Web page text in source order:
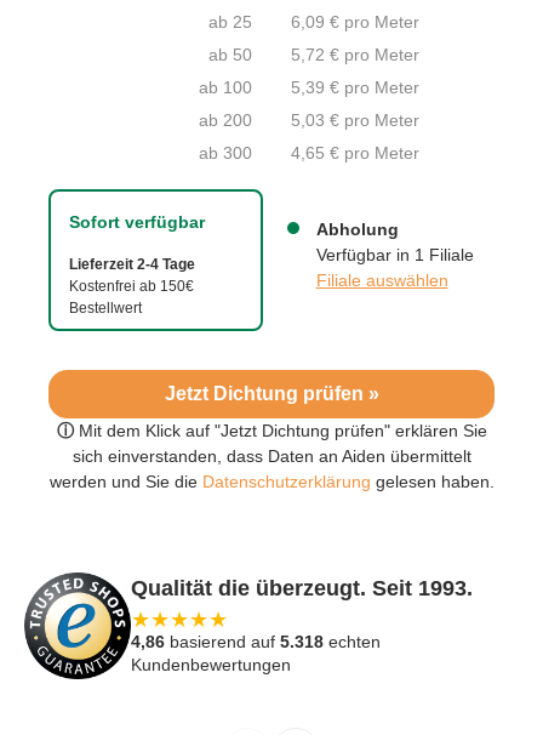
Jetzt Dichtung prüfen »
ⓘ Mit dem Klick auf "Jetzt Dichtung prüfen" erklären Sie
sich einverstanden, dass Daten an Aiden übermittelt
werden und Sie dieDatenschutzerklärung gelesen haben.
Sofort verfügbar
Lieferzeit 2-4 Tage
Kostenfrei ab 150€
Bestellwert
Abholung
Verfügbar in 1 Filiale
Filiale auswählen
ab 25
6,09 € pro Meter
ab 50
5,72 € pro Meter
ab 100
5,39 € pro Meter
ab 200
5,03 € pro Meter
ab 300
4,65 € pro Meter
Qualität die überzeugt. Seit 1993.
★★★★★
4,86 basierend auf 5.318 echten
Kundenbewertungen